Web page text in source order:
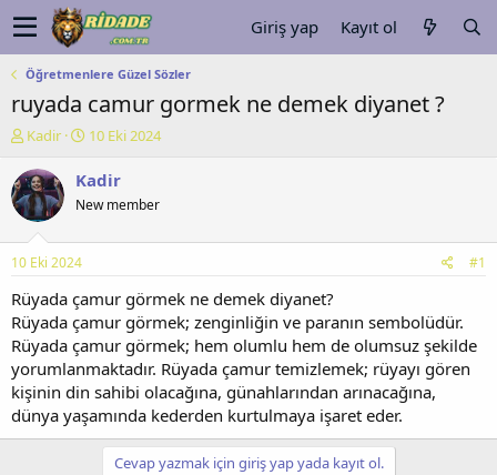
Giriş yap Kayıt ol
Öğretmenlere Güzel Sözler
ruyada camur gormek ne demek diyanet ?
K
n
u
y
b
a
ş
l
a
t
a
n
Kadir
B
ş
a
ç
a
r
i
h
i
10 Eki 2024
Kadir
New member
10 Eki 2024 #1
Rüyada çamur görmek ne demek diyanet?
Rüyada çamur görmek; zenginliğin ve paranın sembolüdür.
Rüyada çamur görmek; hem olumlu hem de olumsuz şekilde
yorumlanmaktadır. Rüyada çamur temizlemek; rüyayı gören
kişinin din sahibi olacağına, günahlarından arınacağına,
dünya yaşamında kederden kurtulmaya işaret eder.
Cevap yazmak için giriş yap yada kayıt ol.